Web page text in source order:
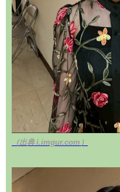
（出典 i.imgur.com）